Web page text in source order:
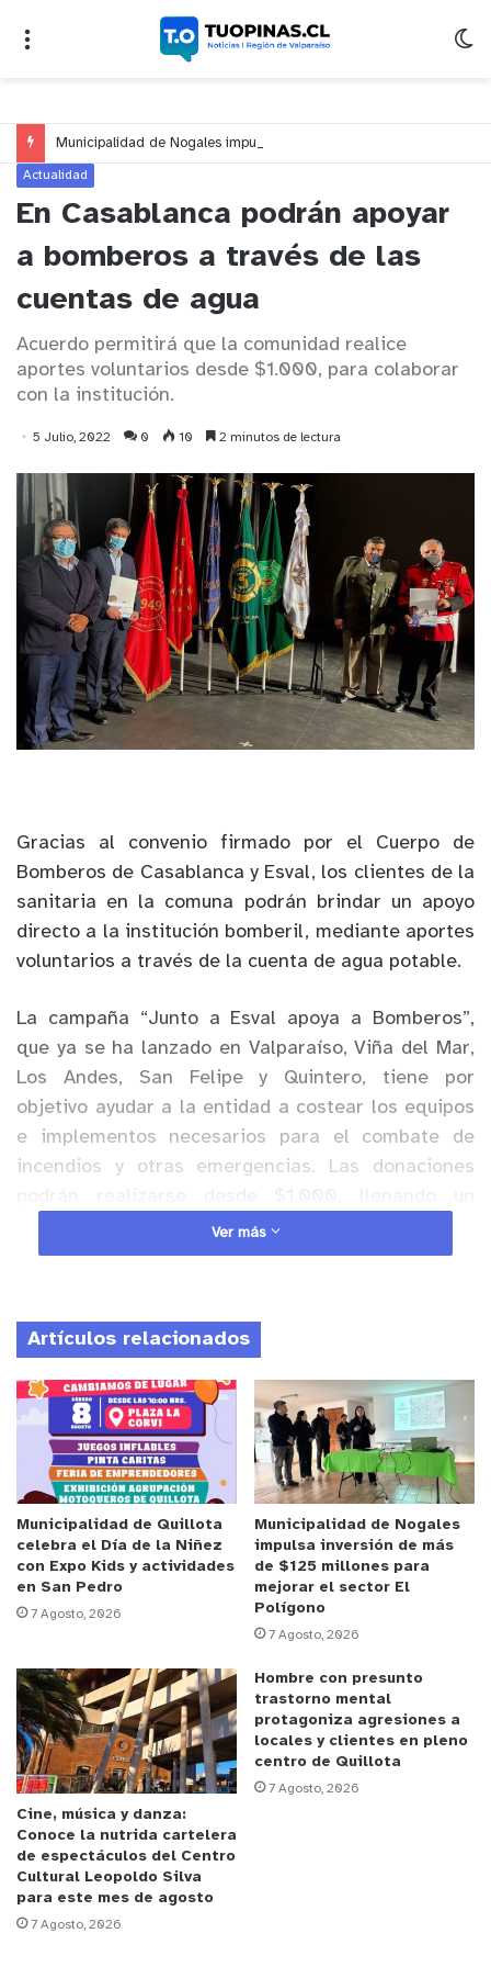
Actualidad
En Casablanca podrán apoyar
a bomberos a través de las
cuentas de agua
Acuerdo permitirá que la comunidad realice
aportes voluntarios desde $1.000, para colaborar
con la institución.
5 Julio, 2022 0 10 2 minutos de lectura
Gracias al convenio firmado por el Cuerpo de
Bomberos de Casablanca y Esval, los clientes de la
sanitaria en la comuna podrán brindar un apoyo
directo a la institución bomberil, mediante aportes
voluntarios a través de la cuenta de agua potable.
La campaña “Junto a Esval apoya a Bomberos”,
que ya se ha lanzado en Valparaíso, Viña del Mar,
Los Andes, San Felipe y Quintero, tiene por
objetivo ayudar a la entidad a costear los equipos
e implementos necesarios para el combate de
incendios y otras emergencias. Las donaciones
formulario que estará disponible en el cuartel de
Bomberos en Casablanca, o suscribiendo
“Este acuerdo refuerza el vínculo que tenemos con
Bomberos de Casablanca, sumándose al convenio
de capacitación para la inspección de los 115
grifos existentes en la comuna, que firmamos a
fines del año pasado, y extendiendo el trabajo
conjunto que estamos desarrollando en otras
comunas de la Región de Valparaíso. Con esta
iniciativa, quienes tengan la posibilidad de realizar
una donación, podrán inscribir un monto mensual a
través de sus boletas, generando una fuente de
recursos más estable para esta institución”, dijo el
gerente regional de Esval, Alejandro Salas.
En tanto, el superintendente Marcelo Mercado,
señaló que “la cooperación que nos dará Esval
mediante sus clientes es una excelente noticia
para nosotros. La comunidad de Casablanca
siempre nos ha apoyado, nos tienen un gran cariño
Ver más
Artículos relacionados
Municipalidad de Quillota
celebra el Día de la Niñez
con Expo Kids y actividades
en San Pedro
7 Agosto, 2026
Municipalidad de Nogales
impulsa inversión de más
de $125 millones para
mejorar el sector El
Polígono
7 Agosto, 2026
Cine, música y danza:
Conoce la nutrida cartelera
de espectáculos del Centro
Cultural Leopoldo Silva
para este mes de agosto
7 Agosto, 2026
Hombre con presunto
trastorno mental
protagoniza agresiones a
locales y clientes en pleno
centro de Quillota
7 Agosto, 2026